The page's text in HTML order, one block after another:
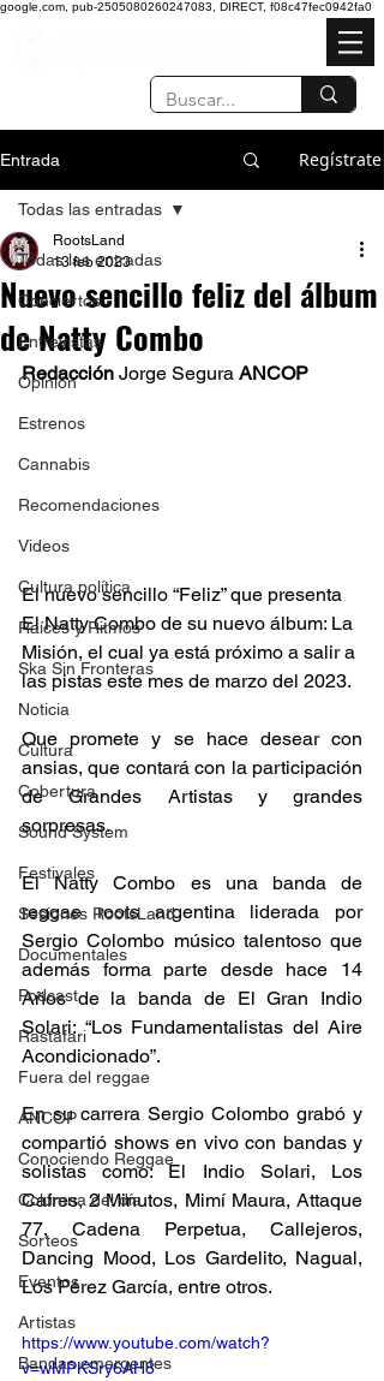
google.com, pub-2505080260247083, DIRECT, f08c47fec0942fa0
Entrada Regístrate
Todas las entradas
Conciertos
Entrevistas
Opinión
Estrenos
Cannabis
Recomendaciones
Videos
Cultura política
Raíces y Ritmos
Ska Sin Fronteras
Noticia
Cultura
Cobertura
Sound System
Festivales
Sesiones RootsLand
Documentales
Podcast
Rastafari
Fuera del reggae
ANCOP
Conociendo Reggae
Columna del día
Sorteos
Eventos
Artistas
Bandas emergentes
Todas las entradas
Nuevo sencillo feliz del álbum
de Natty Combo
RootsLand
13 feb 2023
Redacción Jorge Segura ANCOP
El nuevo sencillo “Feliz” que presenta
El Natty Combo de su nuevo álbum: La
Misión, el cual ya está próximo a salir a
las pistas este mes de marzo del 2023.
Que promete y se hace desear con
ansias, que contará con la participación
de Grandes Artistas y grandes
sorpresas.
El Natty Combo es una banda de
reggae roots argentina liderada por
Sergio Colombo músico talentoso que
además forma parte desde hace 14
Años de la banda de El Gran Indio
Solari: “Los Fundamentalistas del Aire
Acondicionado”.
En su carrera Sergio Colombo grabó y
compartió shows en vivo con bandas y
solistas como: El Indio Solari, Los
Cafres, 2 Minutos, Mimí Maura, Attaque
77, Cadena Perpetua, Callejeros,
Dancing Mood, Los Gardelito, Nagual,
Los Pérez García, entre otros.
https://www.youtube.com/watch?
v=wMPKSry6AH8